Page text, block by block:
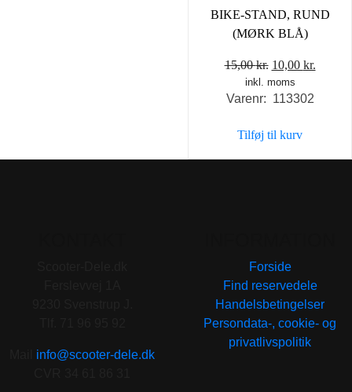
BIKE-STAND, RUND
(MØRK BLÅ)
15,00kr. Den
oprindelige
pris
15,00 kr..
10,00 kr.
inkl. moms
Varenr: 113302
Tilføj til kurv
info@scooter-dele.dk
Forside
Find reservedele
Handelsbetingelser
Persondata-, cookie- og
privatlivspolitik